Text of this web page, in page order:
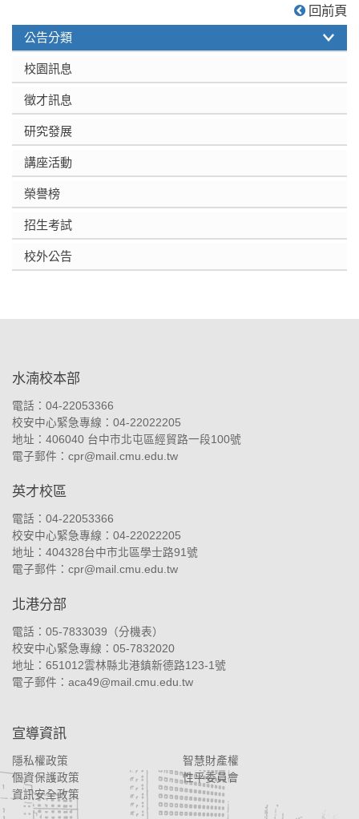
回前頁
公告分類
校園訊息
徵才訊息
研究發展
講座活動
榮譽榜
招生考試
校外公告
水湳校本部
電話：04-22053366
校安中心緊急專線：04-22022205
地址： 406040 台中市北屯區經貿路一段100號
電子郵件： cpr@mail.cmu.edu.tw
英才校區
電話：04-22053366
校安中心緊急專線：04-22022205
地址： 404328台中市北區學士路91號
電子郵件： cpr@mail.cmu.edu.tw
北港分部
電話：05-7833039（分機表）
校安中心緊急專線：05-7832020
地址： 651012雲林縣北港鎮新德路123-1號
電子郵件： aca49@mail.cmu.edu.tw
宣導資訊
隱私權政策
智慧財產權
個資保護政策
性平委員會
資訊安全政策